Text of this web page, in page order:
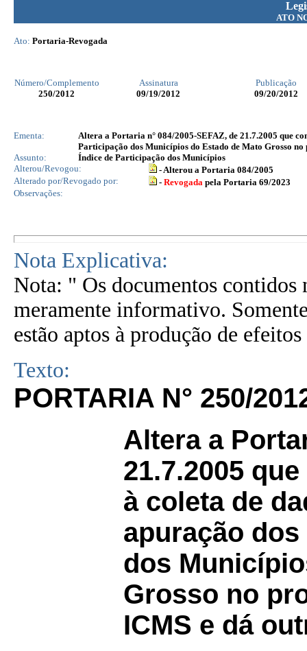
ATO
Ato: Portaria-Revogada
Número/Complemento Assinatura
Publicação
250/2012 09/19/2012 09/20/2012
Ementa:
Altera a Portaria n° 084/2005-SEFAZ, de 21.7.2005 que
Participação dos Municípios do Estado de Mato Grosso
Assunto:
Índice de Participação dos Municípios
Alterou/Revogou:
- Alterou a Portaria 084/2005
Alterado por/Revogado por:
- Revogada pela Portaria 69/2023
Observações:
Nota Explicativa:
Nota: " Os documentos contidos
meramente informativo.
estão aptos à produção de
Texto:
PORTARIA N° 250/
Altera a
21.7.2005
à coleta de
apuração
dos
Grosso no
ICMS e dá